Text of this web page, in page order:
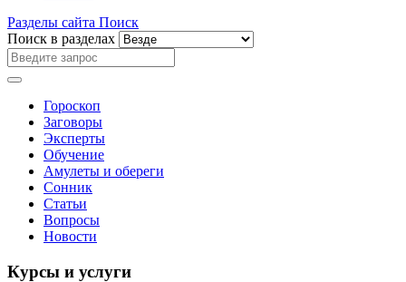
Разделы сайта Поиск
Поиск в разделах
Гороскоп
Заговоры
Эксперты
Обучение
Амулеты и обереги
Сонник
Статьи
Вопросы
Новости
Курсы и услуги